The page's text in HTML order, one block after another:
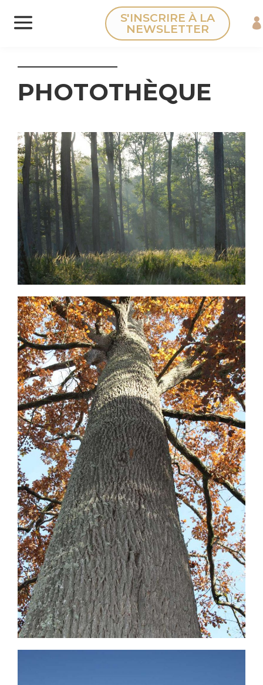
Panneau de gestion des cookies
S'INSCRIRE À LA
NEWSLETTER
PHOTOTHÈQUE